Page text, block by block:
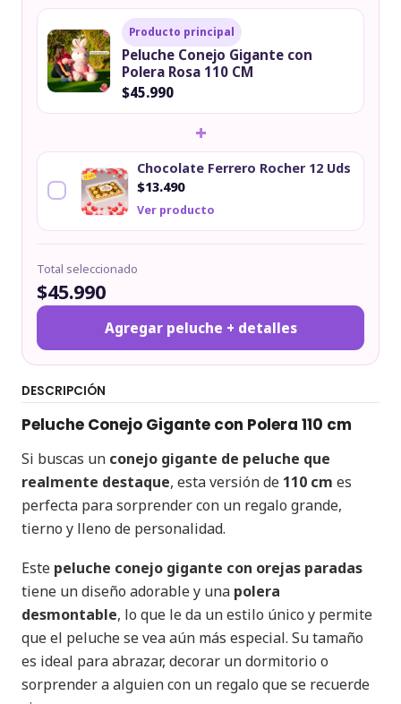
Producto principal
Peluche Conejo Gigante con
Polera Rosa 110 CM
$45.990
+
Chocolate Ferrero Rocher 12 Uds
$13.490
Ver producto
Total seleccionado
$45.990
Agregar peluche + detalles
DESCRIPCIÓN
Peluche Conejo Gigante con Polera 110 cm
Si buscas un conejo gigante de peluche que
realmente destaque, esta versión de 110 cm es
perfecta para sorprender con un regalo grande,
tierno y lleno de personalidad.
Este peluche conejo gigante con orejas paradas
tiene un diseño adorable y una polera
desmontable, lo que le da un estilo único y permite
que el peluche se vea aún más especial. Su tamaño
es ideal para abrazar, decorar un dormitorio o
sorprender a alguien con un regalo que se recuerde